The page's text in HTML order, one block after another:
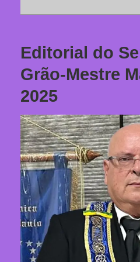
Editorial do
Grão-Mestre
2025